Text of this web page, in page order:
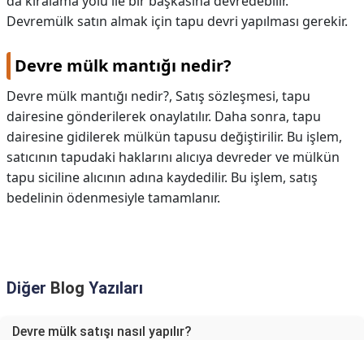
Devremülk satın almak için tapu devri yapılması gerekir.
Devre mülk mantığı nedir?
Devre mülk mantığı nedir?, Satış sözleşmesi, tapu
dairesine gönderilerek onaylatılır. Daha sonra, tapu
dairesine gidilerek mülkün tapusu değiştirilir. Bu işlem,
satıcının tapudaki haklarını alıcıya devreder ve mülkün
tapu siciline alıcının adına kaydedilir. Bu işlem, satış
bedelinin ödenmesiyle tamamlanır.
Diğer Blog Yazıları
Devre mülk satışı nasıl yapılır?